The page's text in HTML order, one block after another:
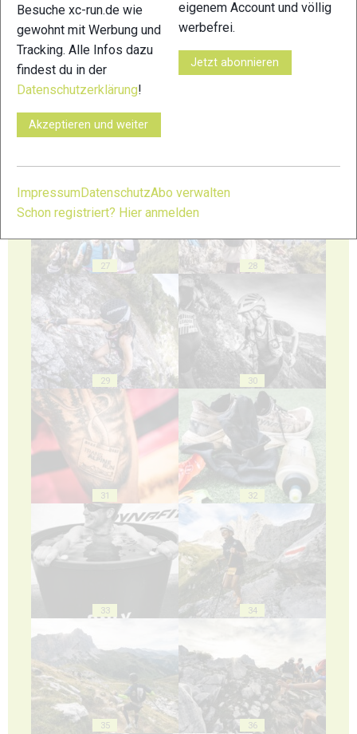
23
27 28
29 30
31 32
33 34
35 36
Besuche xc-run.de wie
gewohnt mit Werbung und
Tracking. Alle Infos dazu
findest du in der
Datenschutzerklärung!
Akzeptieren und weiter
eigenem Account und völlig
werbefrei.
Jetzt abonnieren
ImpressumDatenschutzAbo verwalten
Schon registriert? Hier anmelden